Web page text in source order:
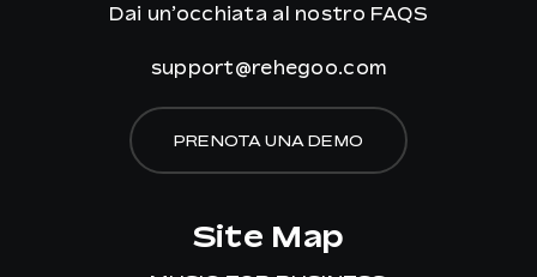
Dai un’occhiata al nostro FAQS
support@rehegoo.com
PRENOTA UNA DEMO
Site Map